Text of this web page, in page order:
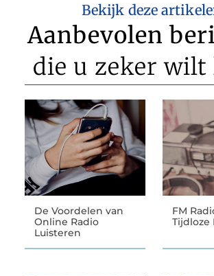
Bekijk deze
Aanbevolen
die u zeker wilt
De Voordelen van
Online Radio
Luisteren
FM
Tijdloze